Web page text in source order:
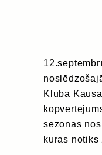
Kluba
sezonas
kuras notiks